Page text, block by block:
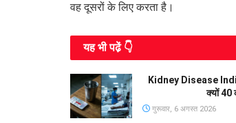
वह दूसरों के लिए करता है।
यह भी पढे़ं 👇
Kidney Disease
क्यों 40
गुरूवार, 6 अगस्त 2026